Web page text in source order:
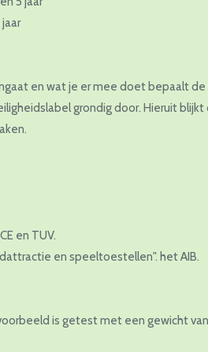
en wat je er mee doet bepaalt de
grondig door. Hieruit
en TUV.
en speeltoestellen". het AIB.
is getest met een gewicht